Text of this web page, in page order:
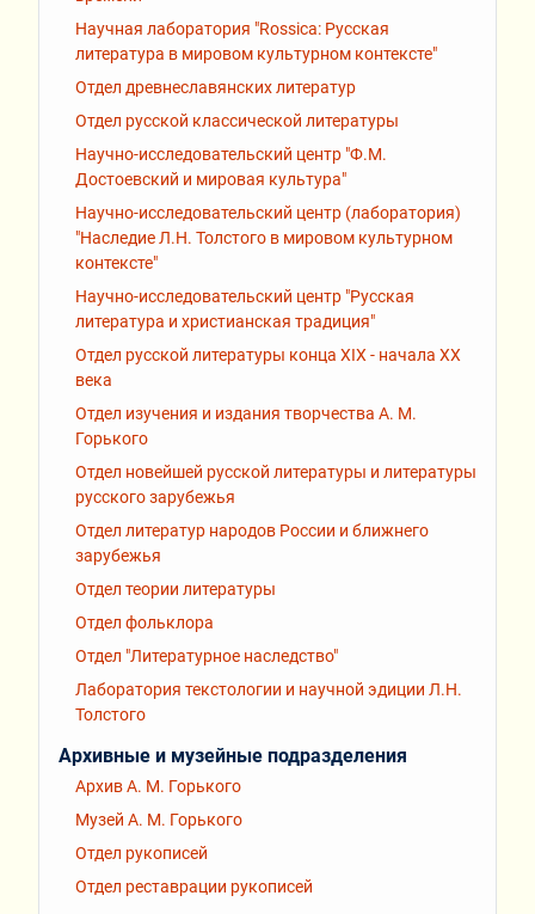
Научная лаборатория "Rossiсa: Русская
литература в мировом культурном контексте"
Отдел древнеславянских литератур
Отдел русской классической литературы
Научно-исследовательский центр "Ф.М.
Достоевский и мировая культура"
Научно-исследовательский центр (лаборатория)
"Наследие Л.Н. Толстого в мировом культурном
контексте"
Научно-исследовательский центр "Русская
литература и христианская традиция"
Отдел русской литературы конца XIX - начала XX
века
Отдел изучения и издания творчества А. М.
Горького
Отдел новейшей русской литературы и литературы
русского зарубежья
Отдел литератур народов России и ближнего
зарубежья
Отдел теории литературы
Отдел фольклора
Отдел "Литературное наследство"
Лаборатория текстологии и научной эдиции Л.Н.
Толстого
Архивные и музейные подразделения
Архив А. М. Горького
Музей А. М. Горького
Отдел рукописей
Отдел реставрации рукописей